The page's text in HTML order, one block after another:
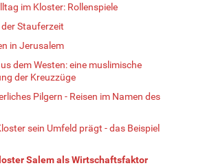
im Kloster: Rollenspiele
Stauferzeit
in Jerusalem
dem Westen: eine muslimische
der Kreuzzüge
Pilgern - Reisen im Namen des
sein Umfeld prägt - das Beispiel
Salem als Wirtschaftsfaktor